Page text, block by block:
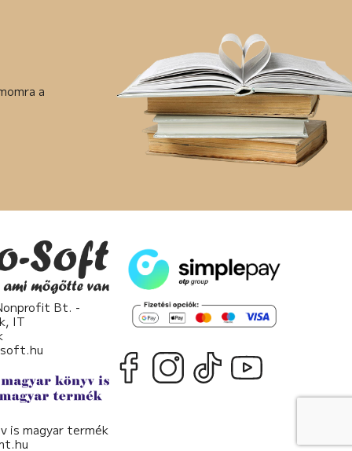
a
Bt. -
IT
is magyar termék